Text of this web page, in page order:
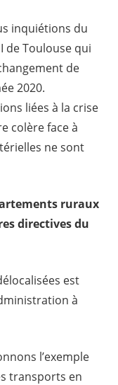
inquiétions du
de Toulouse qui
de
2020.
liées à la crise
colère face à
ne sont
ruraux
directives du
est
à
l’exemple
transports en